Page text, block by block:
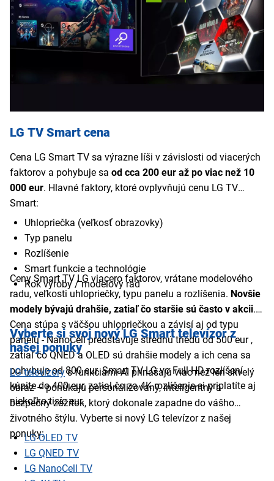
herných služieb, akoGeForce NOWsi môžete na
svojom novom Smart TV LG zahrať najnovšie hry bez
potreby hernej konzoly.
LG TV Smart cena
Cena LG Smart TV sa výrazne líši v závislosti od viacerých
faktorov a pohybuje sa od cca 200 eur až po viac než 10
000 eur. Hlavné faktory, ktoré ovplyvňujú cenu LG TV
Smart:
Uhlopriečka (veľkosť obrazovky)
Typ panelu
Rozlíšenie
Smart funkcie a technológie
Rok výroby / modelový rad
Ceny Smart TV LG viacero faktorov, vrátane modelového
radu, veľkosti uhlopriečky, typu panelu a rozlíšenia. Novšie
modely bývajú drahšie, zatiaľ čo staršie sú často v akcii.
Cena stúpa s väčšou uhlopriečkou a závisí aj od typu
panelu - NanoCell predstavuje strednú triedu od 500 eur ,
zatiaľ čo QNED a OLED sú drahšie modely a ich cena sa
pohybuje od 800 eur. Smart TV LG vo Full HD rozlíšení
kúpite do 400 eur, zatial čo za 4K rozlíšenie si priplatíte aj
niekoľko tisíc eur.
Vyberte si svoj nový LG Smart televízor z
našej ponuky
LG televízorys funkciami AI prinášajú viac než len skvelý
obraz – ponúkajú personalizovaný, inteligentný a
bezpečný zážitok, ktorý dokonale zapadne do vášho
životného štýlu. Vyberte si nový LG televízor z našej
ponuky:
LG OLED TV
LG QNED TV
LG NanoCell TV